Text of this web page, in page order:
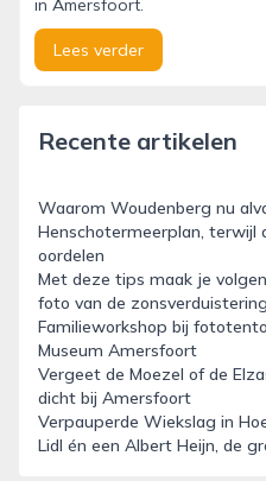
in Amersfoort.
Lees verder
Recente artikelen
Waarom Woudenberg nu
Henschotermeerplan, terwijl
oordelen
Met deze tips maak je
foto van de
Familieworkshop bij
Museum Amersfoort
Vergeet de Moezel of de
dicht bij Amersfoort
Verpauperde Wiekslag in
Lidl én een Albert Heijn, de